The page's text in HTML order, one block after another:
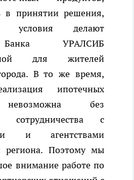
в принятии решения,
условия делают
УРАЛСИБ
для жителей
В то же время,
ипотечных
без
сотрудничества с
и агентствами
региона. Поэтому мы
внимание работе по